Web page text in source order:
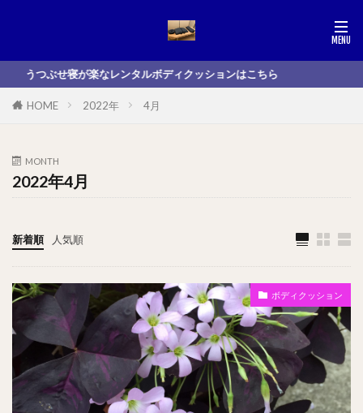
うつぶせ寝が楽なレンタルボディクッションはこちら
HOME 2022年 4月
MONTH
2022年4月
新着順 人気順
ボディクッション